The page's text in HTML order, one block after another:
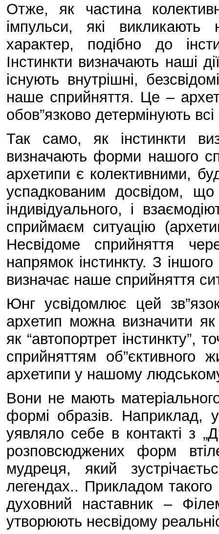
Отже, як частина
імпульси, які викликають
характер, подібно до
Інстинкти визначають наші
існують внутрішні,
наше сприйняття. Це –
обов”язково детермінують
Так само, як інстинкти
визначають форми нашого
архетипи є колективними,
успадкованим досвідом,
індивідуального, і
сприймаєм ситуацію
Несвідоме сприйняття
напрямок інстинкту. З
визначає наше сприйняття
Юнг усвідомлює цей
архетип можна визначити
як “автопортрет інстинкту”,
сприйняттям об”єктивного
архетипи у нашому
Вони не мають
формі образів. Наприклад,
уявляло себе в контакті з
розповсюджених форм
мудреця, який
легендах.. Прикладом
духовний наставник –
утворюють несвідому